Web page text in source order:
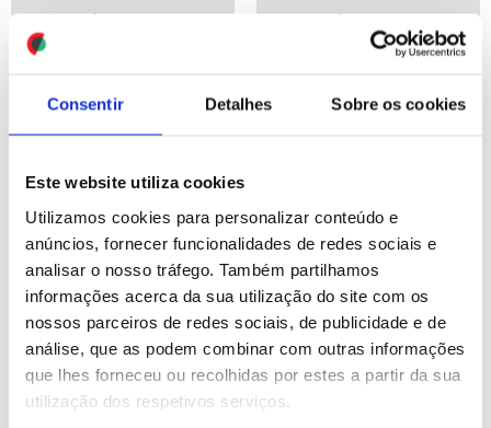
Consentir Detalhes Sobre os cookies
Este website utiliza cookies
Utilizamos cookies para personalizar conteúdo e
anúncios, fornecer funcionalidades de redes sociais e
analisar o nosso tráfego. Também partilhamos
informações acerca da sua utilização do site com os
nossos parceiros de redes sociais, de publicidade e de
análise, que as podem combinar com outras informações
que lhes forneceu ou recolhidas por estes a partir da sua
utilização dos respetivos serviços.
Índia: chuvas intensas em
Assam
ID: 47497964 Data: 21/07/2026 17:37
Índia: Chuvas intensas
provocam cheias em
Srinagar
ID: 47492929 Data: 20/07/2026 18:43
15 IMAGENS